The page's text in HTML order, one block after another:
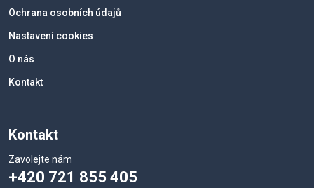
Ochrana osobních údajů
Nastavení cookies
O nás
Kontakt
Kontakt
Zavolejte nám
+420 721 855 405